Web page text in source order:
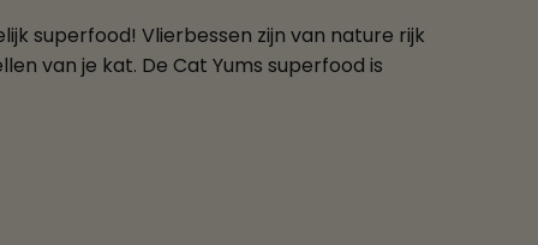
superfood! Vlierbessen zijn van nature rijk
van je kat. De Cat Yums superfood is